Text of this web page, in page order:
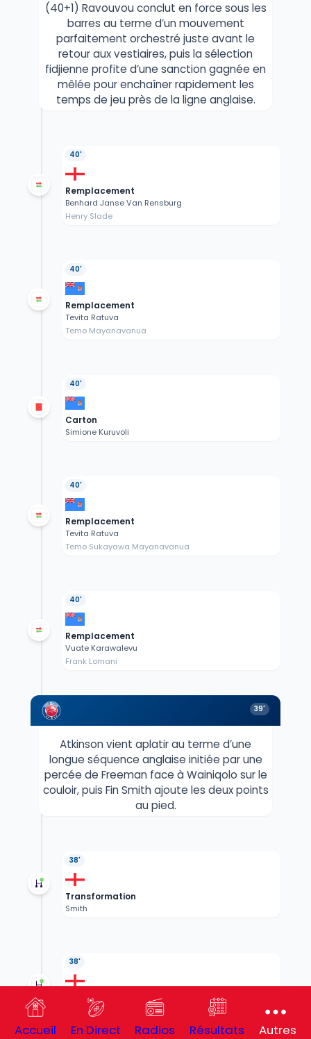
(40+1) Ravouvou conclut en force sous les
barres au terme d’un mouvement
parfaitement orchestré juste avant le
retour aux vestiaires, puis la sélection
fidjienne profite d’une sanction gagnée en
mêlée pour enchaîner rapidement les
temps de jeu près de la ligne anglaise.
40'
Remplacement
Benhard Janse Van Rensburg
Henry Slade
40'
Remplacement
Tevita Ratuva
Temo Mayanavanua
40'
Carton
Simione Kuruvoli
40'
Remplacement
Tevita Ratuva
Temo Sukayawa Mayanavanua
40'
Remplacement
Vuate Karawalevu
Frank Lomani
39'
Atkinson vient aplatir au terme d’une
longue séquence anglaise initiée par une
percée de Freeman face à Wainiqolo sur le
couloir, puis Fin Smith ajoute les deux points
au pied.
38'
Transformation
Smith
38'
Transformation
Finlay Smith
Accueil En Direct Radios Résultats Autres